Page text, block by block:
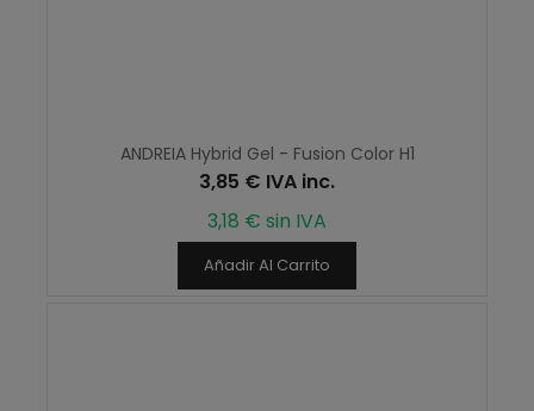
ANDREIA Hybrid Gel - Fusion Color H1
3,85 € IVA inc.
3,18 € sin IVA
Añadir Al Carrito